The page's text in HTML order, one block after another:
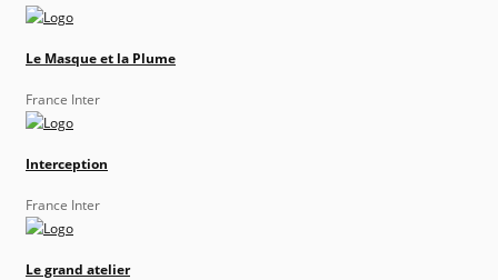
Le Masque et la Plume
France Inter
Interception
France Inter
Le grand atelier